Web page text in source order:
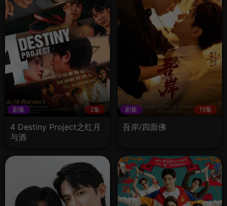
剧集 2集
4 Destiny Project之红月
与酒
剧集 15集
吾岸/四面佛